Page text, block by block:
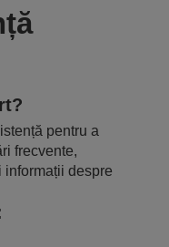
pentru a
frecvente,
informații despre